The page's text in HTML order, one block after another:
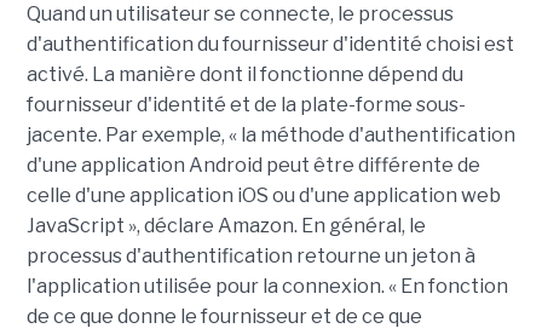
Quand un utilisateur se connecte, le processus
d'authentification du fournisseur d'identité choisi est
activé. La manière dont il fonctionne dépend du
fournisseur d'identité et de la plate-forme sous-
jacente. Par exemple, « la méthode d'authentification
d'une application Android peut être différente de
celle d'une application iOS ou d'une application web
JavaScript », déclare Amazon. En général, le
processus d'authentification retourne un jeton à
l'application utilisée pour la connexion. « En fonction
de ce que donne le fournisseur et de ce que